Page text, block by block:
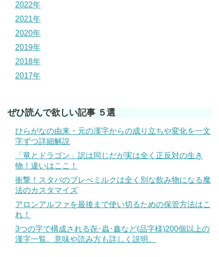
2022年
2021年
2020年
2019年
2018年
2017年
ぜひ読んで欲しい記事 ５選
ひらがなの由来・元の漢字からの成り立ちや変化を一文
字ずつ詳細解説
「竜とドラゴン」訳は同じだが実は全く正反対の生き
物！違いはここ！
衝撃！スタバのブレべミルクは全く別な飲み物になる魔
法のカスタマイズ
アロンアルファを最後まで使い切るための保管方法はこ
れ！
3つの字で構成される㐂･蟲･鑫など(品字様)200個以上の
漢字一覧。意味や読み方も詳しく説明。